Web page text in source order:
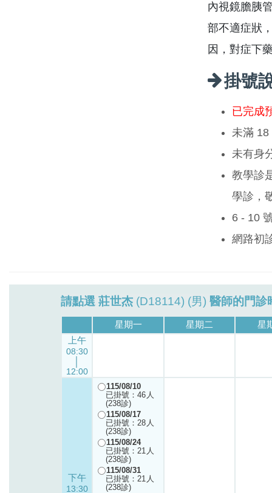
內視鏡膽胰
部不適症狀
因，對症下
掛號
已完成
未滿 18
未有身
教學診
學診，
6 - 10
網路初